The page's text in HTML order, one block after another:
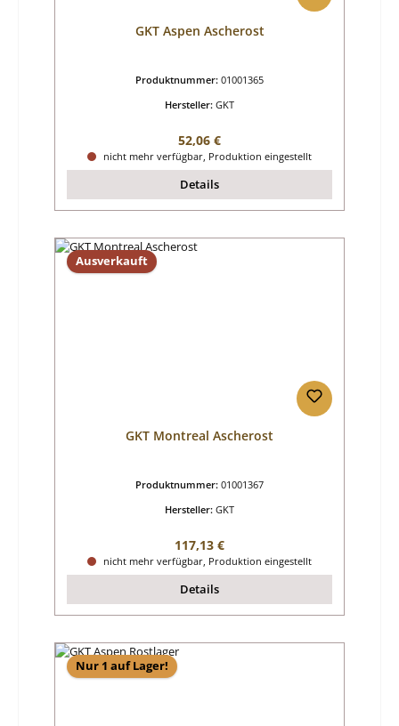
GKT Aspen Ascherost
Produktnummer: 01001365
Hersteller: GKT
Regulärer Preis:
52,06 €
nicht mehr verfügbar, Produktion eingestellt
Details
Ausverkauft
GKT Montreal Ascherost
Produktnummer: 01001367
Hersteller: GKT
Regulärer Preis:
117,13 €
nicht mehr verfügbar, Produktion eingestellt
Details
Nur 1 auf Lager!